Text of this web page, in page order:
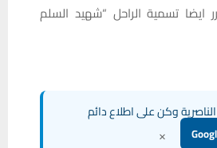
ايضا تسمية الراحل “شهيد السلم
وكن على اطلاع دائم
×